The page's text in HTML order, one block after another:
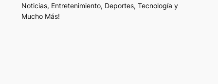
Noticias, Entretenimiento, Deportes, Tecnología y
Mucho Más!